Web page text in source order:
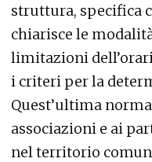
struttura, specifica
chiarisce le
limitazioni
i criteri per la
Quest’ultima
associazioni e ai
nel territorio